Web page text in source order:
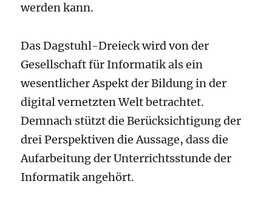
werden kann.
Das Dagstuhl-Dreieck wird von der
Gesellschaft für Informatik als ein
wesentlicher Aspekt der Bildung in der
digital vernetzten Welt betrachtet.
Demnach stützt die Berücksichtigung der
drei Perspektiven die Aussage, dass die
Aufarbeitung der Unterrichtsstunde der
Informatik angehört.